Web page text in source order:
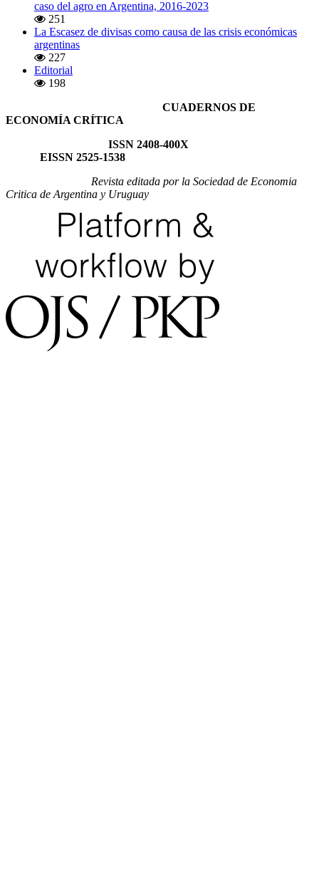
caso del agro en Argentina, 2016-2023
251
La Escasez de divisas como causa de las crisis económicas
argentinas
227
Editorial
198
CUADERNOS DE
ECONOMÍA CRÍTICA
ISSN 2408-400X
EISSN 2525-1538
Revista editada por la Sociedad de Economia
Critica de Argentina y Uruguay